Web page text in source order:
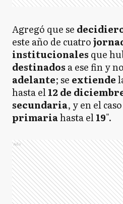
Agregó que se
este año de cuatro
institucionales que
destinados a ese fin y
adelante; se extiende
hasta el12 de
secundaria, y en el
primariahasta el19".
Ads